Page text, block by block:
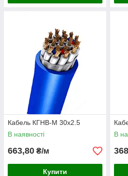
Кабель КГНВ-М 30х2.5
В наявності
663,80 ₴/м
Купити
В